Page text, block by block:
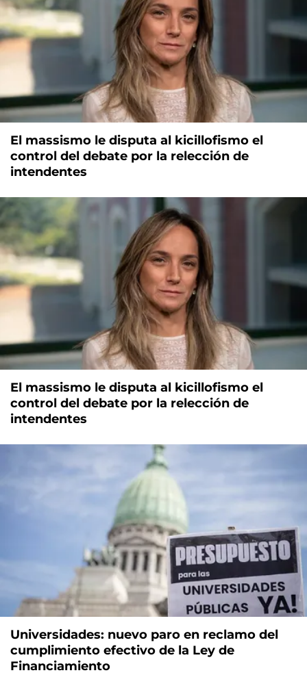
El massismo le disputa al kicillofismo el
control del debate por la relección de
intendentes
El massismo le disputa al kicillofismo el
control del debate por la relección de
intendentes
Universidades: nuevo paro en reclamo del
cumplimiento efectivo de la Ley de
Financiamiento